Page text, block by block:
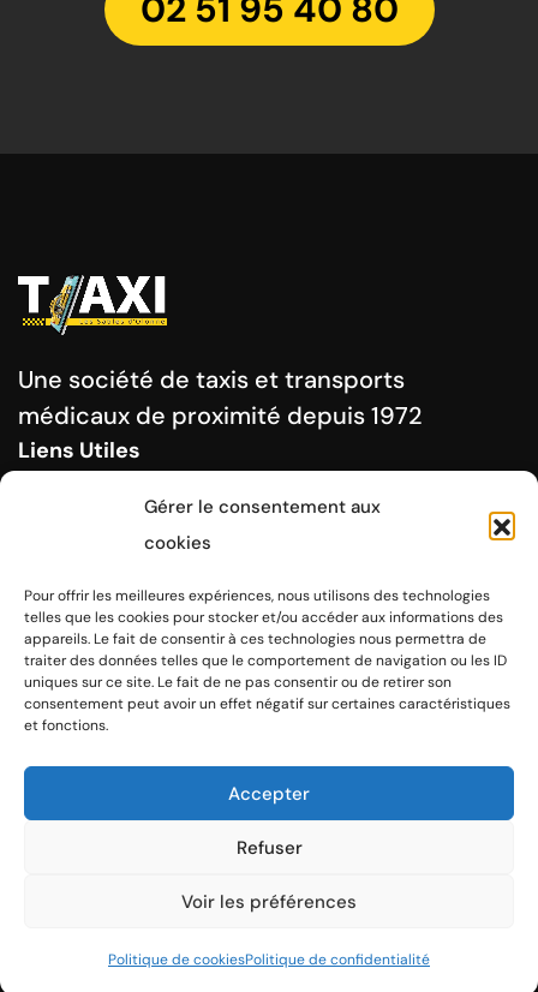
Gérer le consentement aux
cookies
Pour offrir les meilleures expériences, nous utilisons des technologies
telles que les cookies pour stocker et/ou accéder aux informations des
appareils. Le fait de consentir à ces technologies nous permettra de
traiter des données telles que le comportement de navigation ou les ID
uniques sur ce site. Le fait de ne pas consentir ou de retirer son
consentement peut avoir un effet négatif sur certaines caractéristiques
et fonctions.
Accepter
Refuser
Voir les préférences
Politique de cookiesPolitique de confidentialité
Une société de taxis et transports
médicaux de proximité depuis 1972
Liens Utiles
Politique de cookies
Mentions légales
Contact
02 51 95 40 80